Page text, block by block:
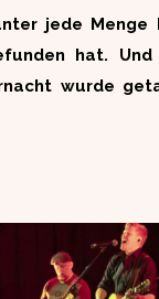
jede
hat.
wurde